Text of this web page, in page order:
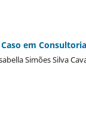
em
Simões Silva